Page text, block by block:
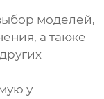
моделей,
а также
у